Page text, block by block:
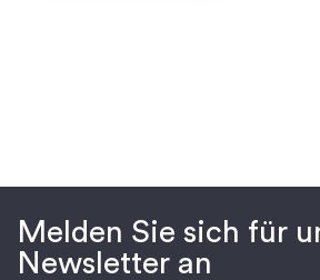
Melden Sie sich für
Newsletter an